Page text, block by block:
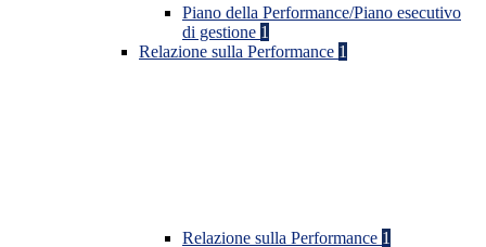
Piano della Performance/Piano esecutivo
di gestione 1
Relazione sulla Performance 1
Relazione sulla Performance 1